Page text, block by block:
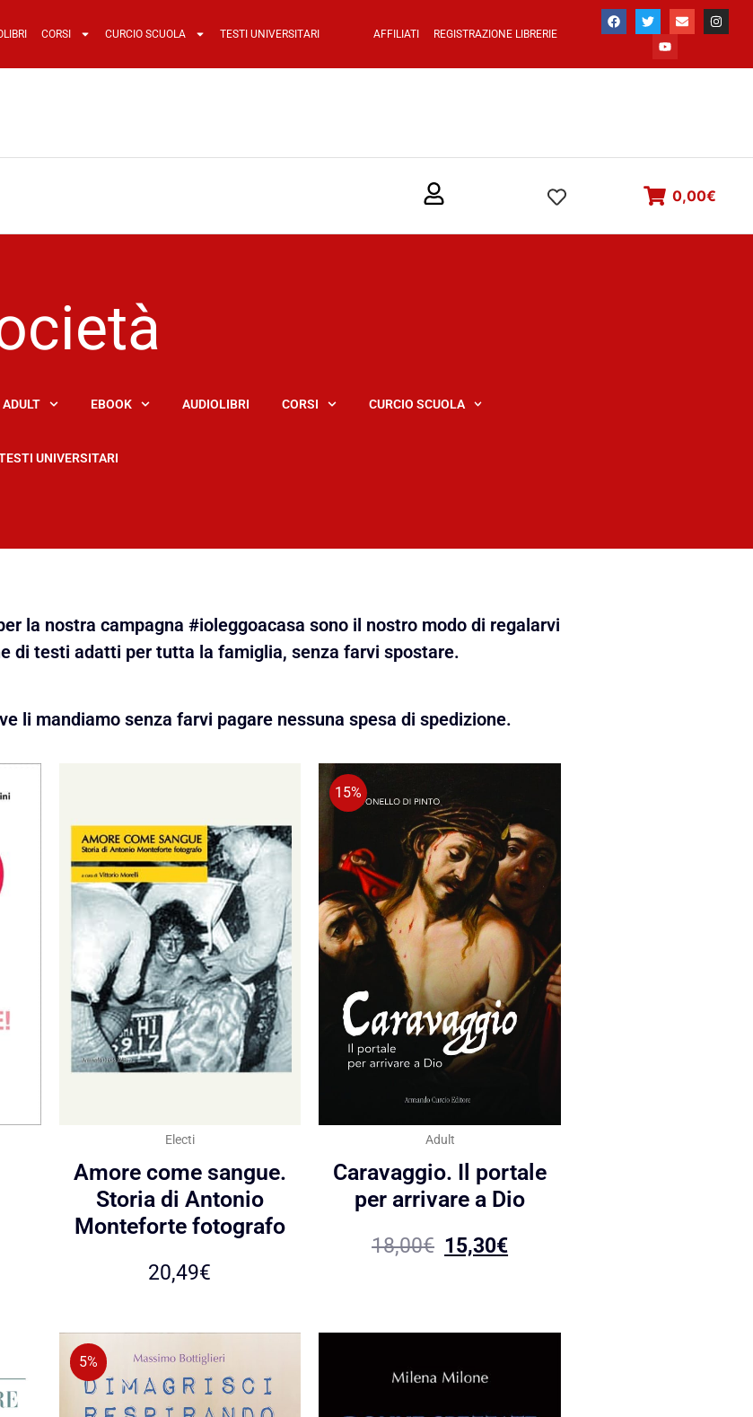
CORSI CURCIO SCUOLA TESTI UNIVERSITARI AFFILIATI REGISTRAZIONE LIBRERIE
0,00€
ADULT EBOOK AUDIOLIBRI CORSI CURCIO SCUOLA
UNIVERSITARI
la nostra campagna #ioleggoacasa sono il nostro modo di regalarvi
di testi adatti per tutta la famiglia, senza farvi spostare.
li mandiamo senza farvi pagare nessuna spesa di spedizione.
Electi
Amore come sangue.
Storia di Antonio
Monteforte fotografo
20,49€
15%
Adult
Caravaggio. Il portale
per arrivare a Dio
18,00€ 15,30€
5%